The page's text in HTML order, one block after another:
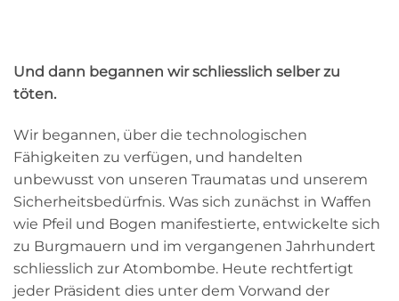
Und dann begannen wir schliesslich selber zu
töten.
Wir begannen, über die technologischen
Fähigkeiten zu verfügen, und handelten
unbewusst von unseren Traumatas und unserem
Sicherheitsbedürfnis. Was sich zunächst in Waffen
wie Pfeil und Bogen manifestierte, entwickelte sich
zu Burgmauern und im vergangenen Jahrhundert
schliesslich zur Atombombe. Heute rechtfertigt
jeder Präsident dies unter dem Vorwand der